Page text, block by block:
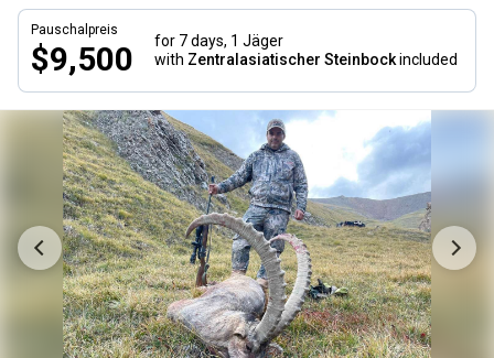
Pauschalpreis
$9,500 for 7 days, 1 Jäger
with Zentralasiatischer Steinbockincluded